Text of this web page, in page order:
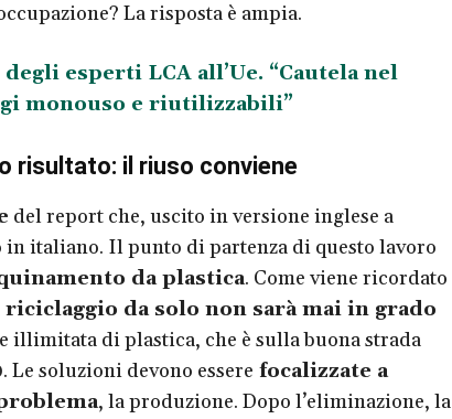
La risposta è ampia.
degli esperti LCA all’Ue. “Cautela nel
monouso e riutilizzabili”
risultato: il riuso conviene
del report che, uscito in versione inglese a
in italiano. Il punto di partenza di questo lavoro
da plastica. Come viene ricordato
da solo non sarà mai in grado
illimitata di plastica, che è sulla buona strada
soluzioni devono essere focalizzate a
, la produzione. Dopo l’eliminazione, la